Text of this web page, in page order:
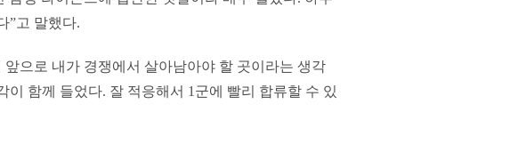
”고 말했다.
으로 내가 경쟁에서 살아남아야 할 곳이라는 생각
함께 들었다. 잘 적응해서 1군에 빨리 합류할 수 있